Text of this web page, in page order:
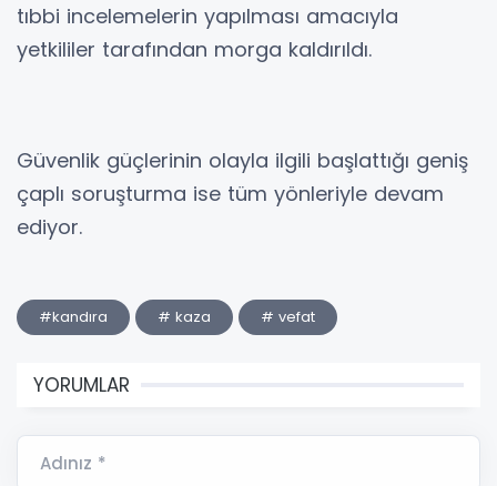
tıbbi incelemelerin yapılması amacıyla
yetkililer tarafından morga kaldırıldı.
Güvenlik güçlerinin olayla ilgili başlattığı geniş
çaplı soruşturma ise tüm yönleriyle devam
ediyor.
#kandıra # kaza # vefat
YORUMLAR
Adınız *